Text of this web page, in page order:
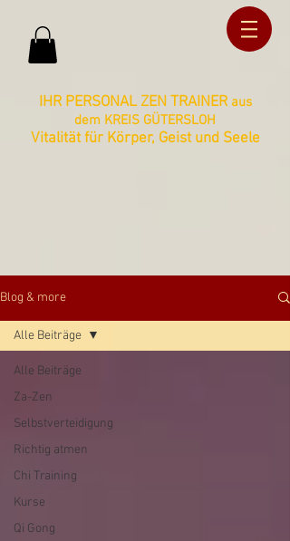
IHR PERSONAL ZEN TRAINER aus
dem KREIS GÜTERSLOH
Vitalität für Körper, Geist und Seele
Blog & more
Alle Beiträge
Za-Zen
Selbstverteidigung
Richtig atmen
Chi Training
Kurse
Qi Gong
Alle Beiträge